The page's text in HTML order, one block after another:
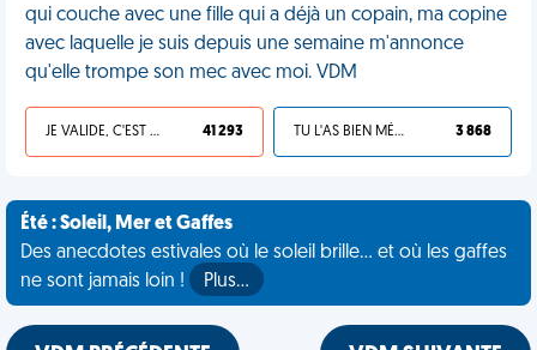
qui couche avec une fille qui a déjà un copain, ma copine
avec laquelle je suis depuis une semaine m'annonce
qu'elle trompe son mec avec moi. VDM
JE VALIDE, C'EST UNE VDM 41 293 TU L'AS BIEN MÉRITÉ 3 868
Été : Soleil, Mer et Gaffes
Des anecdotes estivales où le soleil brille... et où les gaffes
ne sont jamais loin !
Plus…